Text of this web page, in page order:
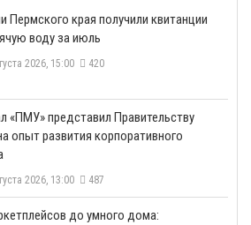
Пермского края получили квитанции
воду за июль
2026, 15:00 420
«ПМУ» представил Правительству
опыт развития корпоративного
2026, 13:00 487
до умного дома: